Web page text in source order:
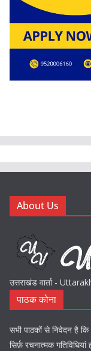
About Us
उत्तराखंड वार्ता -
पाठक कोना
सभी पाठकों से निवेदन है
सिर्फ़ रचनात्मक